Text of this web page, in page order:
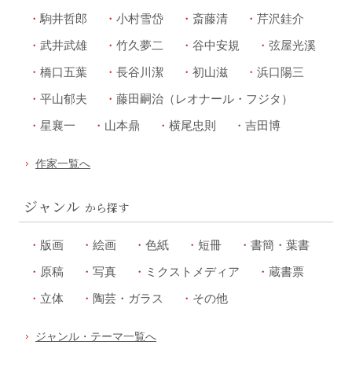
駒井哲郎
小村雪岱 斎藤清
芹沢銈介
武井武雄
竹久夢二 谷中安規
弦屋光溪
橋口五葉
長谷川潔 初山滋
浜口陽三
平山郁夫
藤田嗣治（レオナール・フジタ）
星襄一
山本鼎 横尾忠則 吉田博
作家一覧へ
ジャンル から探す
版画 絵画 色紙 短冊
書簡・葉書
原稿
写真 ミクストメディア
蔵書票
立体
陶芸・ガラス その他
ジャンル・テーマ一覧へ